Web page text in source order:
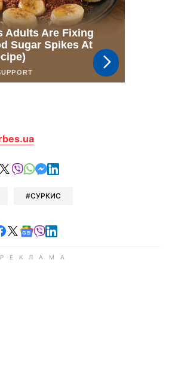
в Telegram
в Facebook
поделиться в X
отправить в Viber
отправить в Whatsapp
отправить в Messenger
отправить в LinkedIn
СУРКИС
в Telegram
Читайте в Facebook
Читайте в X
Читайте в Google news
Читайте в Viber
Читайте в LinkedIn